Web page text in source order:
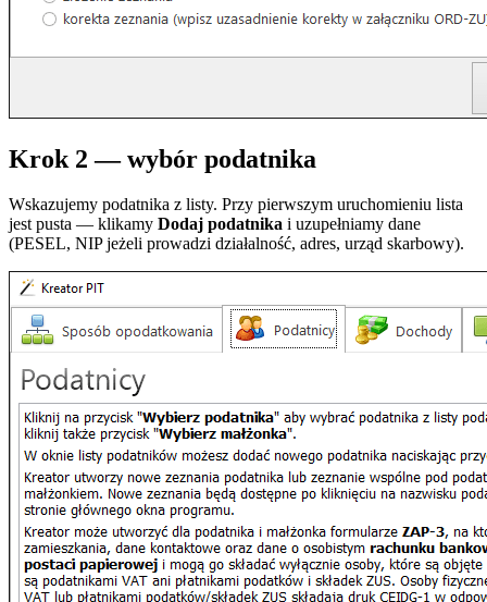
Krok 2 — wybór podatnika
Wskazujemy podatnika z listy. Przy pierwszym uruchomieniu lista
jest pusta — klikamy Dodaj podatnika i uzupełniamy dane
(PESEL, NIP jeżeli prowadzi działalność, adres, urząd skarbowy).